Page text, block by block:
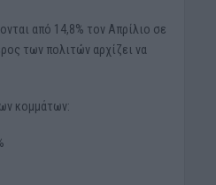
από 14,8% τον Απρίλιο σε
των πολιτών αρχίζει να
κομμάτων: